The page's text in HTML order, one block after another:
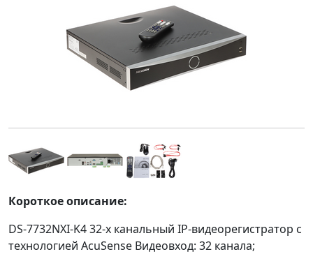
Короткое описание:
DS-7732NXI-K4 32-х канальный IP-видеорегистратор с
технологией AcuSense Видеовход: 32 канала;